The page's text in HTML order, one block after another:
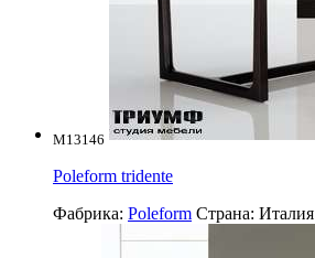
M13146
Poleform tridente
Фабрика: Poleform Страна: Италия